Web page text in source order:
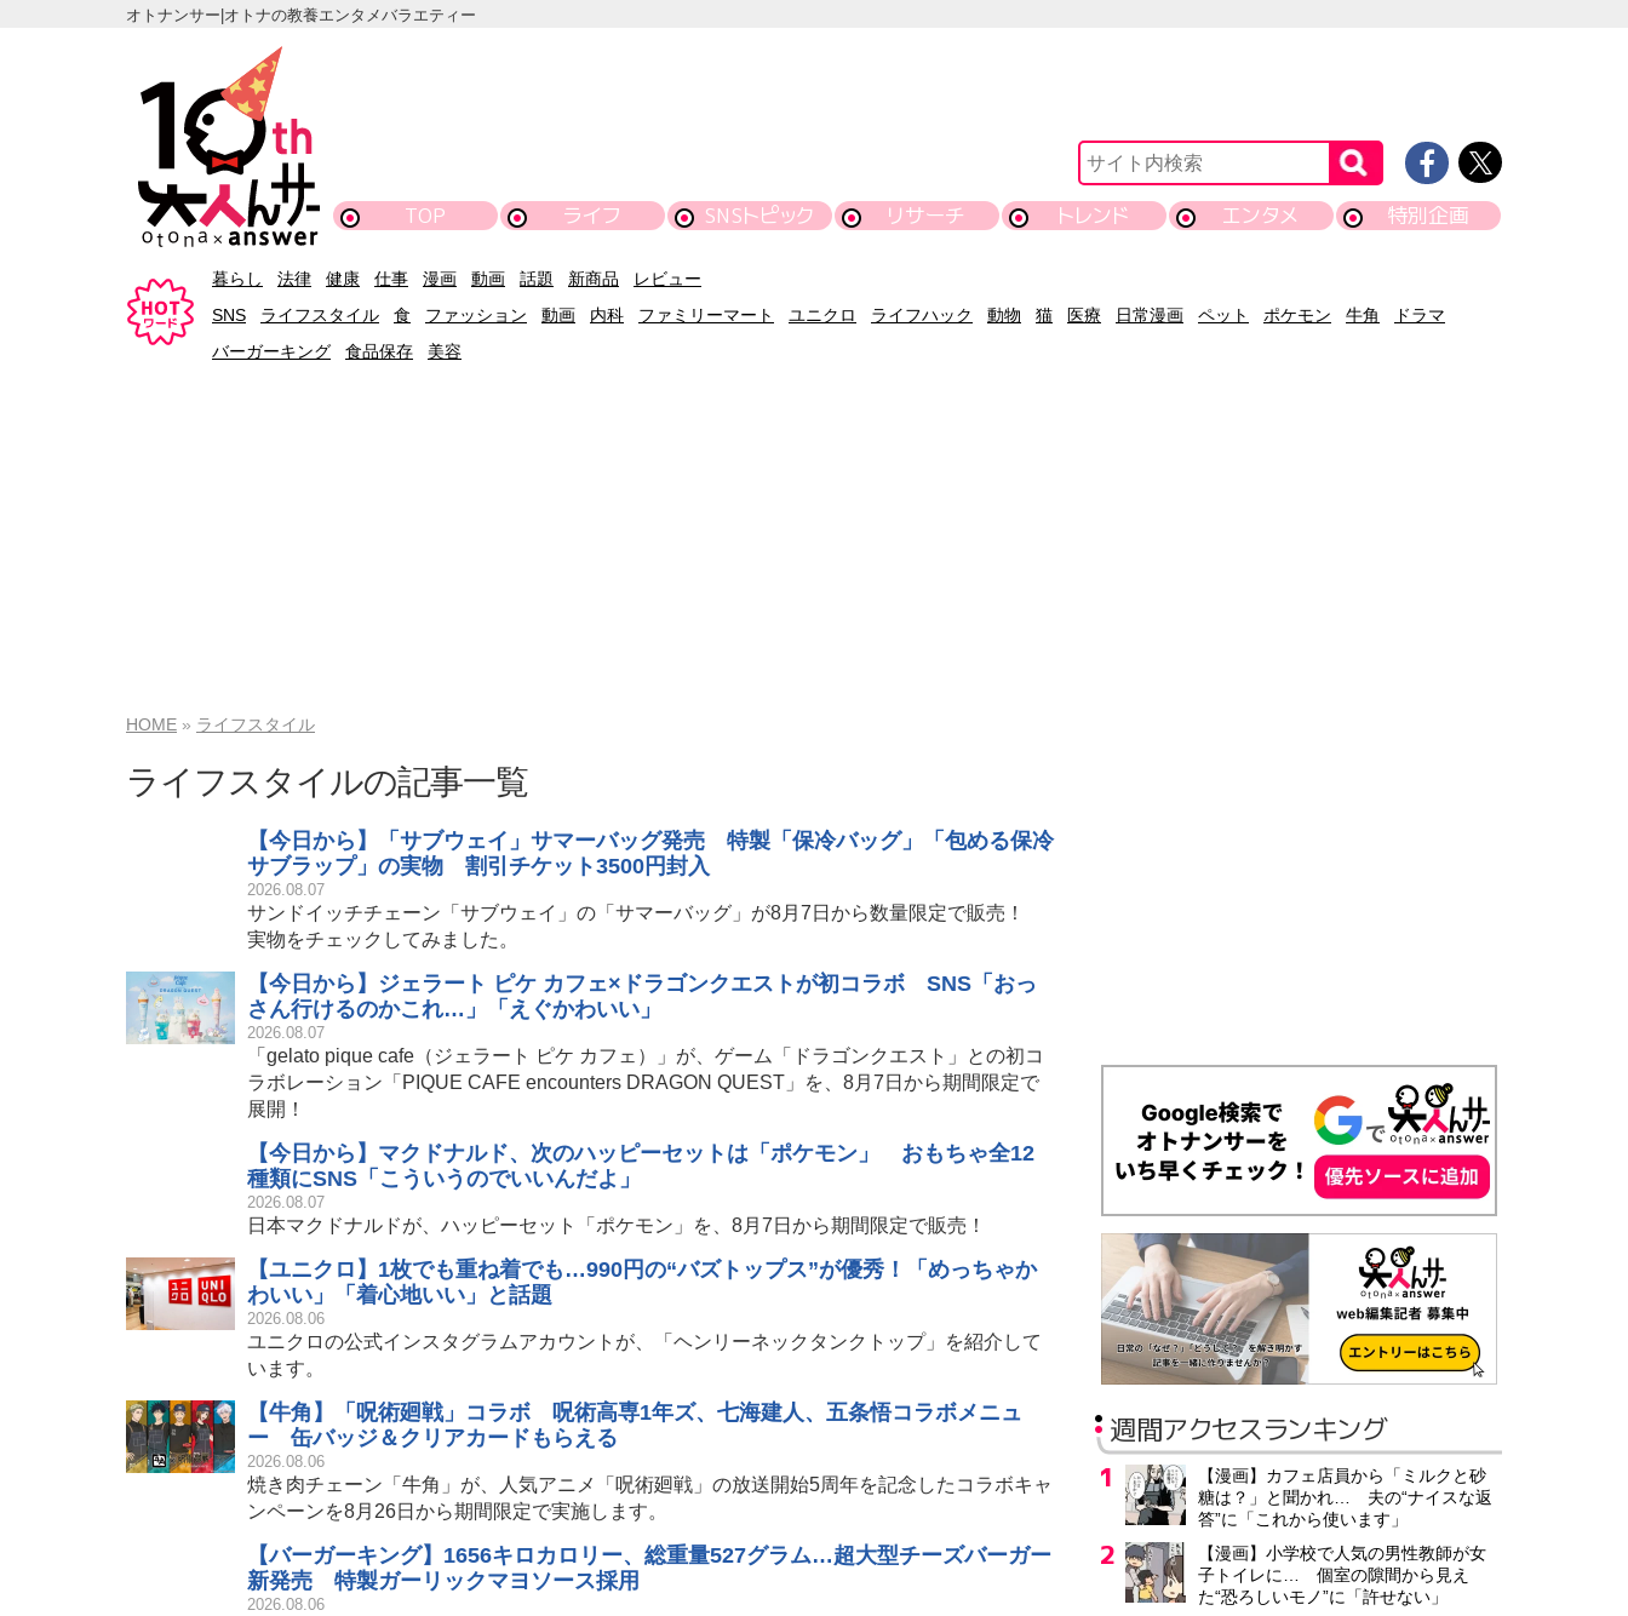
オトナンサー|オトナの教養エンタメバラエティー
TOP ライフ SNSトピック リサーチ トレンド エンタメ 特別企画
暮らし 法律 健康 仕事 漫画 動画 話題 新商品
レビュー
SNS
ライフスタイル 食 ファッション 動画 内科 ファミリーマート ユニクロ ライフハック 動物 猫 医療 日常漫画 ペット ポケモン 牛角
ドラマ
バーガーキング
食品保存 美容
HOME ライフスタイル
ライフスタイルの記事一覧
【今日から】「サブウェイ」サマーバッグ発売 特製「保冷バッグ」「包める保冷
サブラップ」の実物 割引チケット3500円封入
2026.08.07
サンドイッチチェーン「サブウェイ」の「サマーバッグ」が8月7日から数量限定で販売！
実物をチェックしてみました。
【今日から】ジェラート ピケ カフェ×ドラゴンクエストが初コラボ SNS「おっ
さん行けるのかこれ…」「えぐかわいい」
2026.08.07
「gelato pique cafe（ジェラート ピケ カフェ）」が、ゲーム「ドラゴンクエスト」との初コ
ラボレーション「PIQUE CAFE encounters DRAGON QUEST」を、8月7日から期間限定で
展開！
【今日から】マクドナルド、次のハッピーセットは「ポケモン」 おもちゃ全12
種類にSNS「こういうのでいいんだよ」
2026.08.07
日本マクドナルドが、ハッピーセット「ポケモン」を、8月7日から期間限定で販売！
【ユニクロ】1枚でも重ね着でも…990円の“バズトップス”が優秀！「めっちゃか
わいい」「着心地いい」と話題
2026.08.06
ユニクロの公式インスタグラムアカウントが、「ヘンリーネックタンクトップ」を紹介して
います。
【牛角】「呪術廻戦」コラボ 呪術高専1年ズ、七海建人、五条悟コラボメニュ
ー 缶バッジ＆クリアカードもらえる
2026.08.06
焼き肉チェーン「牛角」が、人気アニメ「呪術廻戦」の放送開始5周年を記念したコラボキャ
ンペーンを8月26日から期間限定で実施します。
【バーガーキング】1656キロカロリー、総重量527グラム…超大型チーズバーガー
新発売 特製ガーリックマヨソース採用
2026.08.06
週間アクセスランキング
【漫画】カフェ店員から「ミルクと砂
糖は？」と聞かれ… 夫の“ナイスな返
答”に「これから使います」
【漫画】小学校で人気の男性教師が女
子トイレに… 個室の隙間から見え
た“恐ろしいモノ”に「許せない」